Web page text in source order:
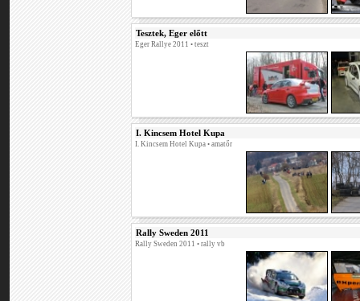
Tesztek, Eger előtt
Eger Rallye 2011 • teszt
I. Kincsem Hotel Kupa
I. Kincsem Hotel Kupa • amatőr
Rally Sweden 2011
Rally Sweden 2011 • rally vb